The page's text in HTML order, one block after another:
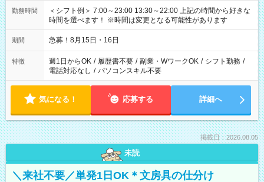
勤務時間
＜シフト例＞ 7:00～23:00 13:30～22:00 上記の時間から好きな
時間を選べます！ ※時間は変更となる可能性があります
期間 急募！8月15日・16日
特徴 週1日からOK / 履歴書不要 / 副業・WワークOK / シフト勤務 /
電話対応なし / パソコンスキル不要
気になる！ 応募する 詳細へ
掲載日：2026.08.05
未読
＼来社不要／単発1日OK＊文房具の仕分け